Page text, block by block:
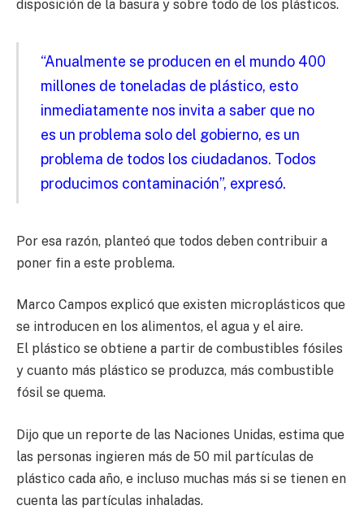
disposición de la basura y sobre todo de los plásticos.
“Anualmente se producen en el mundo 400
millones de toneladas de plástico, esto
inmediatamente nos invita a saber que no
es un problema solo del gobierno, es un
problema de todos los ciudadanos. Todos
producimos contaminación”, expresó.
Por esa razón, planteó que todos deben contribuir a
poner fin a este problema.
Marco Campos explicó que existen microplásticos que
se introducen en los alimentos, el agua y el aire.
El plástico se obtiene a partir de combustibles fósiles
y cuanto más plástico se produzca, más combustible
fósil se quema.
Dijo que un reporte de las Naciones Unidas, estima que
las personas ingieren más de 50 mil partículas de
plástico cada año, e incluso muchas más si se tienen en
cuenta las partículas inhaladas.